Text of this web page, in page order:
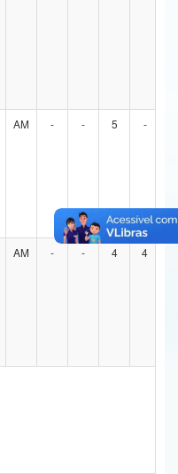
AM - - 5 -
AM - - 4 4